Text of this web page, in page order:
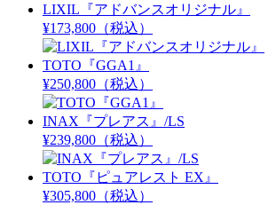
LIXIL『アドバンスオリジナル』
¥173,800 （税込）
TOTO『GGA1』
¥250,800 （税込）
INAX『プレアス』/LS
¥239,800 （税込）
TOTO『ピュアレスト EX』
¥305,800 （税込）